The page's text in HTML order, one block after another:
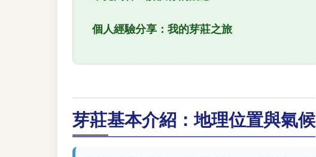
個人經驗分享：我的芽莊之旅
芽莊基本介紹：地理位置與氣候